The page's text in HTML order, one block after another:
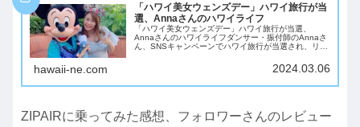
「ハワイ美女ウェンズデー」ハワイ旅行が当
選、Annaさんのハワイライフ
「ハワイ美女ウェンズデー」ハワイ旅行が当選、
Annaさんのハワイライフダンサー・振付師のAnnaさ
ん、SNSキャンペーンでハワイ旅行が当選され、リフ
ンタビューさせていただきました。2022年...
hawaii-ne.com 2024.03.06
ZIPAIRに乗ってみた感想、フォロワーさんのレビュー